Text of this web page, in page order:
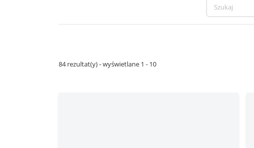
84 rezultat(y) - wyświetlane 1 - 10